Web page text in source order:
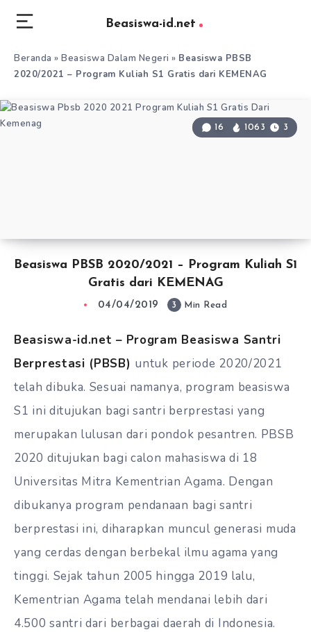
Beasiswa-id.net
Beranda » Beasiswa Dalam Negeri » Beasiswa PBSB
2020/2021 – Program Kuliah S1 Gratis dari KEMENAG
Beasiswa PBSB 2020/2021 – Program Kuliah S1
Gratis dari KEMENAG
16 1063 3
04/04/2019 3 Min Read
Beasiswa-id.net – Program Beasiswa Santri
Berprestasi (PBSB) untuk periode 2020/2021
telah dibuka. Sesuai namanya, program beasiswa
S1 ini ditujukan bagi santri berprestasi yang
merupakan lulusan dari pondok pesantren. PBSB
2020 ditujukan bagi calon mahasiswa di 18
Universitas Mitra Kementrian Agama. Dengan
dibukanya program pendanaan bagi santri
berprestasi ini, diharapkan muncul generasi muda
yang cerdas dengan berbekal ilmu agama yang
tinggi. Sejak tahun 2005 hingga 2019 lalu,
Kementrian Agama telah mendanai lebih dari
4.500 santri dari berbagai daerah di Indonesia.